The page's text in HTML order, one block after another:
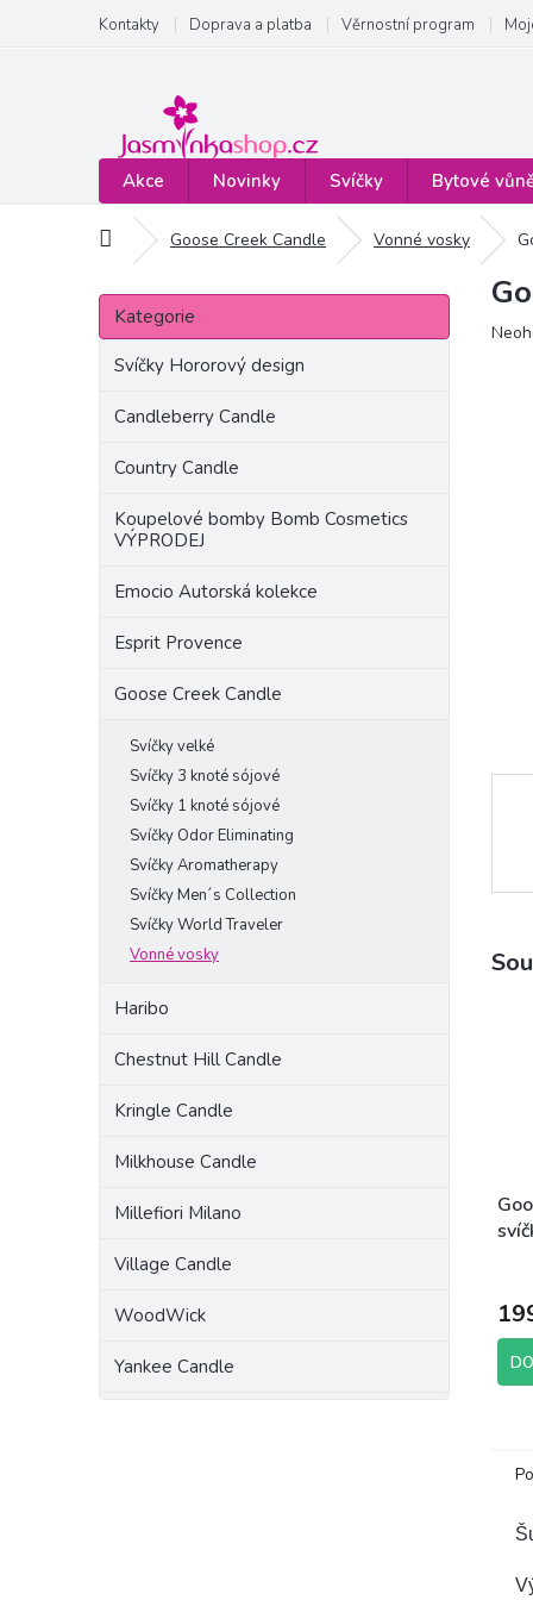
obsah
Kontakty Doprava a platba Věrnostní program
Akce Novinky Svíčky Bytové
Domů Goose Creek Candle Vonné vosky
P
s
Přeskočit
kategorie
Kategorie
Svíčky Hororový design
Candleberry Candle
Country Candle
Koupelové bomby Bomb Cosmetics
VÝPRODEJ
Emocio Autorská kolekce
Esprit Provence
Goose Creek Candle
Svíčky velké
Svíčky 3 knoté sójové
Svíčky 1 knoté sójové
Svíčky Odor Eliminating
Svíčky Aromatherapy
Svíčky Men´s Collection
Svíčky World Traveler
Vonné vosky
Haribo
Chestnut Hill Candle
Kringle Candle
Milkhouse Candle
Millefiori Milano
Village Candle
WoodWick
Yankee Candle